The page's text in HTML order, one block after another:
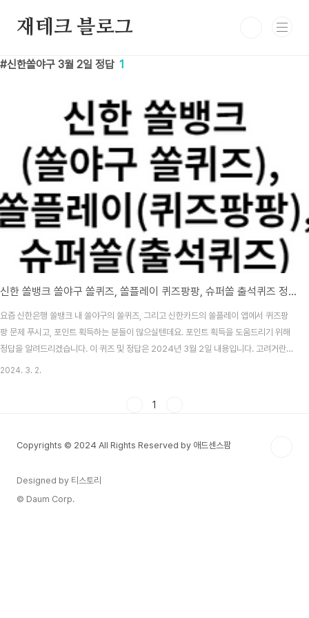
재테크 블로그
신한쏠야구 3월 2일 정답 1
신한 쏠뱅크 쏠야구 쏠퀴즈, 쏠플레이 퀴즈팡팡, 슈퍼쏠 출석퀴즈 정답 3월 2일
요즘 신한은행 쏠뱅크 내 쏠야구의 쏠퀴즈, 그리고 신한카드의 쏠플레이 앱에서 퀴즈팡
팡 문제 푸시고, 포인트 획득하는 분들이 많으실텐데요. 포인트 획득을 도움드리기 위해
정답을 알려드리겠습니다. 이 퀴즈 및 정답은 2024년 3월 2일 내용입니다. 고려거란
전쟁 시청률 맞추기 이벤트 알아보기 목차 신한 쏠뱅크 쏠야구(쏠퀴즈) 3월 2일 문제 및
즈팡팡 3월 2일..
2024. 3. 2.
1
Copyrights © 2024 All Rights Reserved by 애드센스팜
Designed by 티스토리
© Daum Corp.